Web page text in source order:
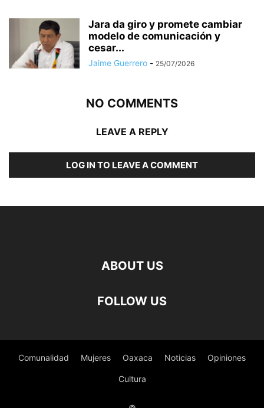
Jara da giro y promete cambiar
modelo de comunicación y
cesar...
Jaime Guerrero - 25/07/2026
NO COMMENTS
LEAVE A REPLY
LOG IN TO LEAVE A COMMENT
ABOUT US
FOLLOW US
Comunalidad Mujeres Oaxaca Noticias Opiniones
Cultura